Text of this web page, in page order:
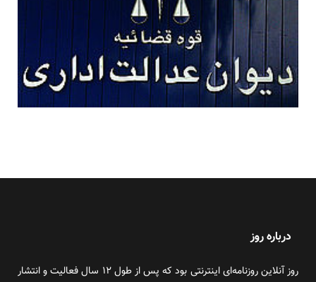
درباره روز
روز آنلاین روزنامه‌ای اینترنتی بود که پس از طول ۱۲ سال فعالیت و انتشار